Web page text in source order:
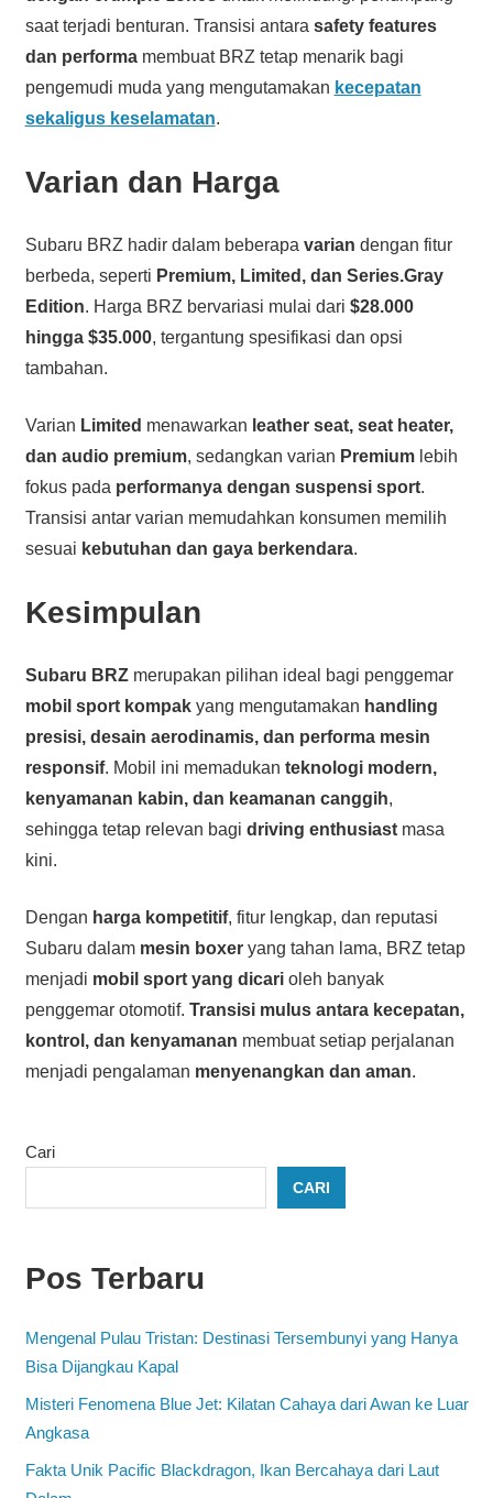
saat terjadi benturan. Transisi antara safety features
dan performamembuat BRZ tetap menarik bagi
pengemudi muda yang mengutamakan kecepatan
sekaligus keselamatan.
Varian dan Harga
Subaru BRZ hadir dalam beberapa varian dengan fitur
berbeda, seperti Premium, Limited, dan Series.Gray
Edition. Harga BRZ bervariasi mulai dari $28.000
hingga $35.000, tergantung spesifikasi dan opsi
tambahan.
Varian Limited menawarkan leather seat, seat heater,
dan audio premium, sedangkan varian Premiumlebih
fokus pada performanya dengan suspensi sport.
Transisi antar varian memudahkan konsumen memilih
sesuai kebutuhan dan gaya berkendara.
Kesimpulan
Subaru BRZmerupakan pilihan ideal bagi penggemar
mobil sport kompakyang mengutamakan handling
presisi, desain aerodinamis, dan performa mesin
responsif. Mobil ini memadukan teknologi modern,
kenyamanan kabin, dan keamanan canggih,
sehingga tetap relevan bagi driving enthusiastmasa
kini.
Dengan harga kompetitif, fitur lengkap, dan reputasi
Subaru dalam mesin boxeryang tahan lama, BRZ tetap
menjadi mobil sport yang dicarioleh banyak
penggemar otomotif. Transisi mulus antara kecepatan,
kontrol, dan kenyamanan membuat setiap perjalanan
menjadi pengalaman menyenangkan dan aman.
Cari
CARI
Pos Terbaru
Mengenal Pulau Tristan: Destinasi Tersembunyi yang Hanya
Bisa Dijangkau Kapal
Misteri Fenomena Blue Jet: Kilatan Cahaya dari Awan ke Luar
Angkasa
Fakta Unik Pacific Blackdragon, Ikan Bercahaya dari Laut